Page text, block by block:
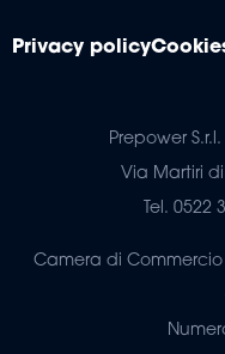
Prepower
Via Martiri di
Tel. 0522
Camera di
Privacy policy